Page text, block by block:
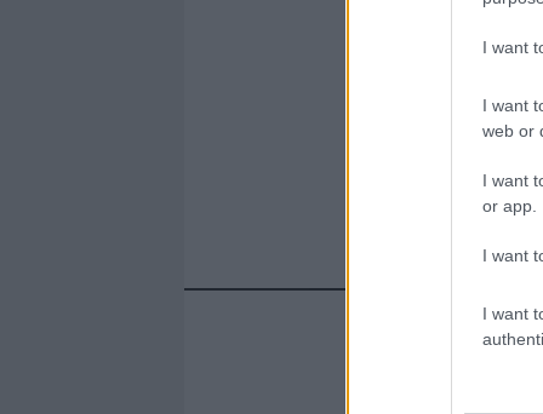
I want
I want
web or
I want
or app.
I want
I want